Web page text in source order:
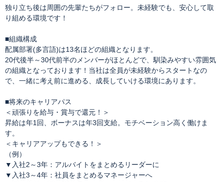
独り立ち後は周囲の先輩たちがフォロー。未経験でも、安心して取
り組める環境です！
■組織構成
配属部署(多言語)は13名ほどの組織となります。
20代後半～30代前半のメンバーがほとんどで、馴染みやすい雰囲気
の組織となっております！当社は全員が未経験からスタートなの
で、一緒に考え前に進める、成長していける環境にあります。
■将来のキャリアパス
＜頑張りを給与・賞与で還元！＞
昇給は年1回、ボーナスは年3回支給。モチベーション高く働けま
す。
＜キャリアアップもできる！＞
（例）
▼入社2～3年：アルバイトをまとめるリーダーに
▼入社3～4年：社員をまとめるマネージャーへ